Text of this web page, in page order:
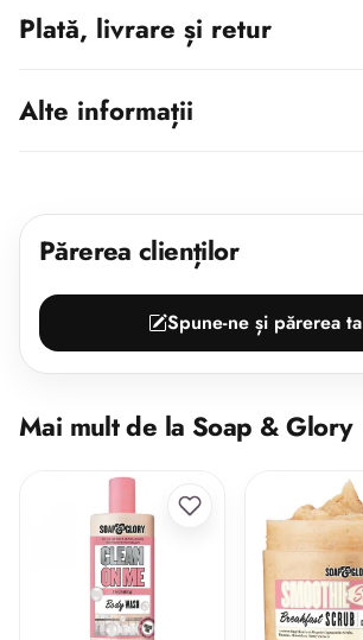
Plată, livrare și retur
Alte informații
Părerea clienților
Spune-ne și părerea ta
Mai mult de la Soap & Glory